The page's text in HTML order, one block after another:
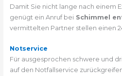
Damit Sie nicht lange nach einem
genügt ein Anruf bei Schimmel
vermittelten Partner stellen einen
Notservice
Für ausgesprochen schwere und
auf den Notfallservice